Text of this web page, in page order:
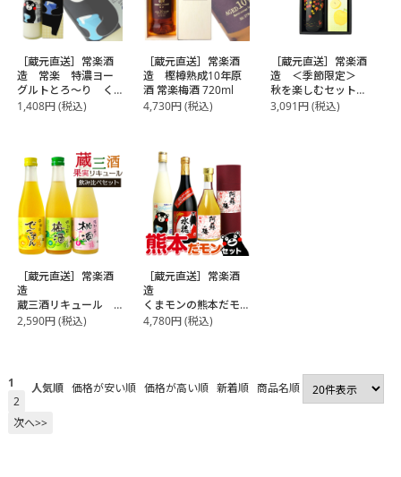
［蔵元直送］常楽酒
造 常楽 特濃ヨー
グルトとろ～り く
まモンデザイン 箱
1,408円(税込)
［蔵元直送］常楽酒
造 樫樽熟成10年原
酒 常楽梅酒 720ml
4,730円(税込)
［蔵元直送］常楽酒
造 ＜季節限定＞
秋を楽しむセット
米焼酎紅葉ボト
3,091円(税込)
［蔵元直送］常楽酒
造
蔵三酒リキュール
お試し飲み比べセッ
退職祝い、内祝い、
誕生日プレゼントに
◎
2,590円(税込)
［蔵元直送］常楽酒
造
くまモンの熊本だモ
ンセット
営業日以内に出荷】
4,780円(税込)
人気順 価格が安い順 価格が高い順 新着順 商品名順
1
2
次へ>>